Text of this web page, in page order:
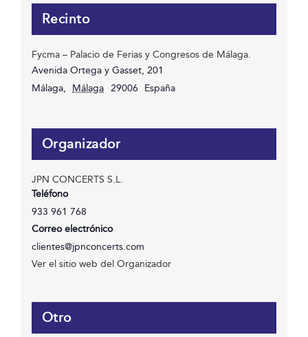
Recinto
Fycma – Palacio de Ferias y Congresos de Málaga.
Avenida Ortega y Gasset, 201
Málaga, Málaga 29006 España
Organizador
JPN CONCERTS S.L.
Teléfono
933 961 768
Correo electrónico
clientes@jpnconcerts.com
Ver el sitio web del Organizador
Otro